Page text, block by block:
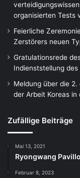
organisierten Tests
Feierliche
Zerstörers neuen
Gratulationsrede
Indienststellung des
Meldung über die
der Arbeit Koreas in
Zufällige Beiträge
Mai 13, 2021
Ryongwang
Februar 8, 2023